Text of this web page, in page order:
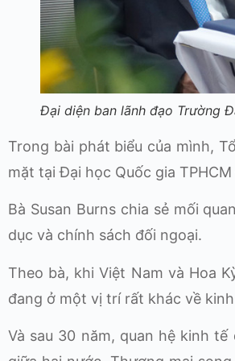
Đại diện ban lãnh đạo Trường
Trong bài phát biểu của mình,
mặt tại Đại học Quốc gia
Bà Susan Burns chia sẻ mối
dục và chính sách đối ngoại.
Theo bà, khi Việt Nam và Hoa
đang ở một vị trí rất khác về
Và sau 30 năm, quan hệ kinh